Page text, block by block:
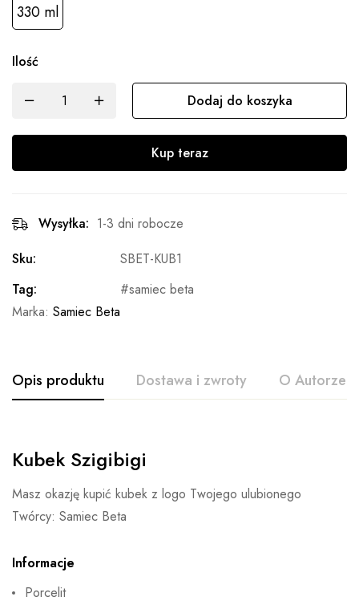
330 ml
Ilość
Dodaj do koszyka
Kup teraz
Wysyłka: 1-3 dni robocze
Sku:
SBET-KUB1
Tag:
samiec beta
Marka: Samiec Beta
Opis produktu Dostawa i zwroty O Autorze
Kubek Szigibigi
Masz okazję kupić kubek z logo Twojego ulubionego
Twórcy: Samiec Beta
Informacje
Porcelit